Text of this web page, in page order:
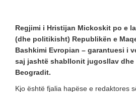
Regjimi i Hristijan Mickoskit po e
(dhe politikisht) Republikën e
Bashkimi Evropian – garantuesi i
saj jashtë shabllonit jugosllav
Beogradit.
Kjo është fjalia hapëse e redaktores